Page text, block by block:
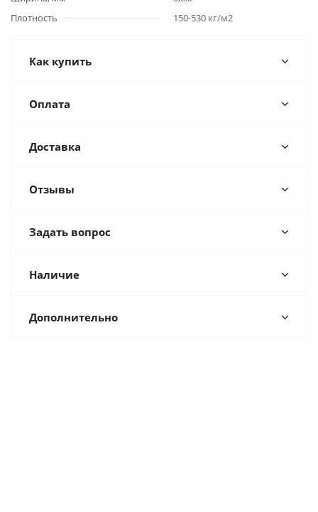
Плотность
150-530 кг/м2
Как купить
Оплата
Доставка
Отзывы
Задать вопрос
Наличие
Дополнительно